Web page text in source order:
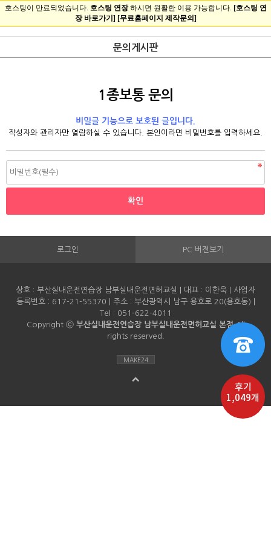
문의게시판
1종보통 문의
비밀글 기능으로 보호된 글입니다.
작성자와 관리자만 열람하실 수 있습니다. 본인이라면 비밀번호를 입력하세요.
후기
1,049개
로그인 PC 버전보기
상호 : 부산실내운전연습장 남부실내운전면허교실 | 대표 : 이한욱 | 사업자
등록번호 : 617-21-55370 | 주소 : 부산광역시 남구 용호로 20(용호동) |
Tel : 051-622-4011
Copyright ⓒ 부산실내운전연습장 남부실내운전면허교실 본점All
rights reserved.
MAKE24